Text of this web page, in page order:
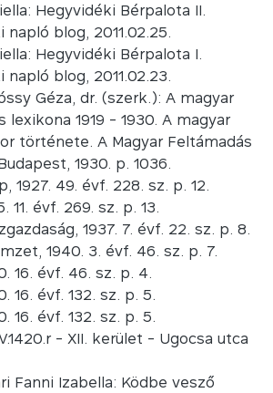
Hegyvidéki Bérpalota II.
napló blog, 2011.02.25.
Hegyvidéki Bérpalota I.
napló blog, 2011.02.23.
Géza, dr. (szerk.): A magyar
lexikona 1919 - 1930. A magyar
története. A Magyar Feltámadás
1930. p. 1036.
1927. 49. évf. 228. sz. p. 12.
11. évf. 269. sz. p. 13.
1937. 7. évf. 22. sz. p. 8.
1940. 3. évf. 46. sz. p. 7.
16. évf. 46. sz. p. 4.
16. évf. 132. sz. p. 5.
16. évf. 132. sz. p. 5.
- XII. kerület - Ugocsa utca
Fanni Izabella: Ködbe vesző